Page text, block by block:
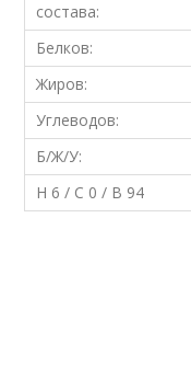
состава:
Белков:
Жиров:
Углеводов:
Б/Ж/У:
Н 6 / С 0 / В 94